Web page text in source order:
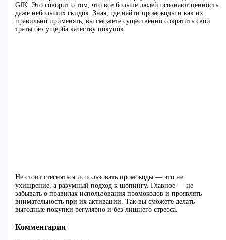
GfK. Это говорит о том, что всё больше людей осознают ценность
даже небольших скидок. Зная, где найти промокоды и как их
правильно применять, вы сможете существенно сократить свои
траты без ущерба качеству покупок.
Не стоит стесняться использовать промокоды — это не
ухищрение, а разумный подход к шопингу. Главное — не
забывать о правилах использования промокодов и проявлять
внимательность при их активации. Так вы сможете делать
выгодные покупки регулярно и без лишнего стресса.
Комментарии